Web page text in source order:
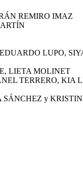
REMIRO IMAZ
LUPO,
LIETA MOLINET
TERRERO, KIA
SÁNCHEZ y